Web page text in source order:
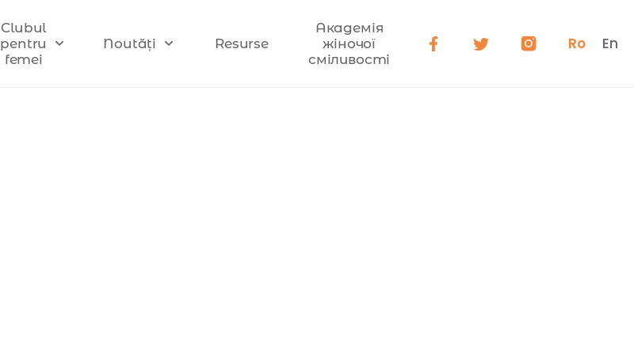
Clubul
pentru
femei
Noutăți Resurse
Академія
жіночої
сміливості
Ro En